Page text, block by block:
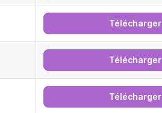
Télécharger
Télécharger
Télécharger